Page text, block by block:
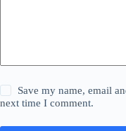
Save my name, email
next time I comment.